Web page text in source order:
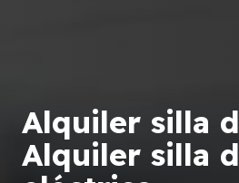
Alquiler silla
Alquiler silla